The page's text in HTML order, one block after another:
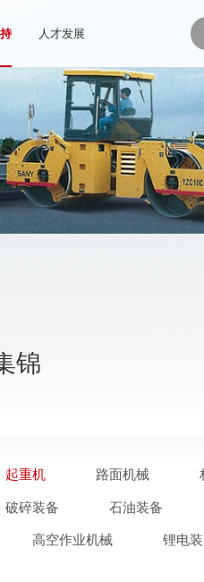
人才发展
锦
起重机 路面机械
破碎装备 石油装备
高空作业机械 锂电